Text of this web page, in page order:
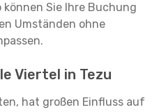
Sie Ihre Buchung
Umständen ohne
Viertel in Tezu
hat großen Einfluss auf